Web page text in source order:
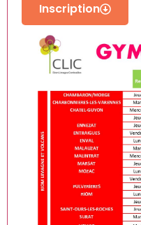
Inscription